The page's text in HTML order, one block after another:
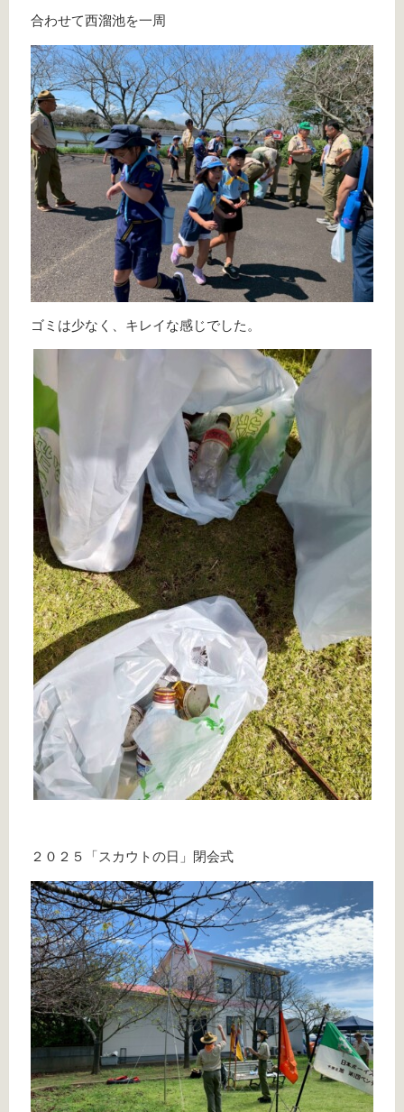
合わせて西溜池を一周
ゴミは少なく、キレイな感じでした。
２０２５「スカウトの日」閉会式